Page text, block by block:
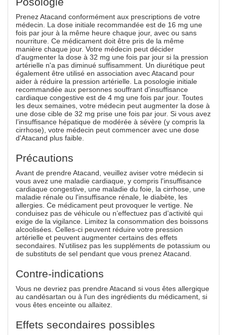
Prenez Atacand conformément aux prescriptions de votre
médecin. La dose initiale recommandée est de 16 mg une
fois par jour à la même heure chaque jour, avec ou sans
nourriture. Ce médicament doit être pris de la même
manière chaque jour. Votre médecin peut décider
d'augmenter la dose à 32 mg une fois par jour si la pression
artérielle n'a pas diminué suffisamment. Un diurétique peut
également être utilisé en association avec Atacand pour
aider à réduire la pression artérielle. La posologie initiale
recommandée aux personnes souffrant d'insuffisance
cardiaque congestive est de 4 mg une fois par jour. Toutes
les deux semaines, votre médecin peut augmenter la dose à
une dose cible de 32 mg prise une fois par jour. Si vous avez
l’insuffisance hépatique de modérée à sévère (y compris la
cirrhose), votre médecin peut commencer avec une dose
d'Atacand plus faible.
Précautions
Avant de prendre Atacand, veuillez aviser votre médecin si
vous avez une maladie cardiaque, y compris l'insuffisance
cardiaque congestive, une maladie du foie, la cirrhose, une
maladie rénale ou l'insuffisance rénale, le diabète, les
allergies. Ce médicament peut provoquer le vertige. Ne
conduisez pas de véhicule ou n’effectuez pas d’activité qui
exige de la vigilance. Limitez la consommation des boissons
alcoolisées. Celles-ci peuvent réduire votre pression
artérielle et peuvent augmenter certains des effets
secondaires. N’utilisez pas les suppléments de potassium ou
de substituts de sel pendant que vous prenez Atacand.
Contre-indications
Vous ne devriez pas prendre Atacand si vous êtes allergique
au candésartan ou à l'un des ingrédients du médicament, si
vous êtes enceinte ou allaitez.
Effets secondaires possibles